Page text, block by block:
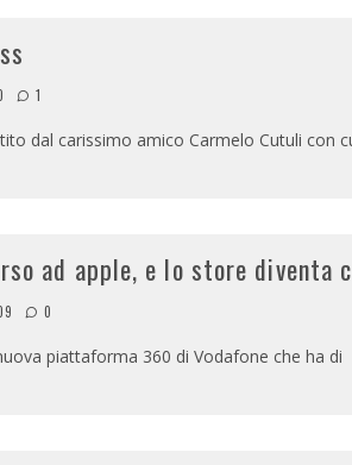
1
dal carissimo amico Carmelo Cutuli con
ad apple, e lo store diventa
0
piattaforma 360 di Vodafone che ha di